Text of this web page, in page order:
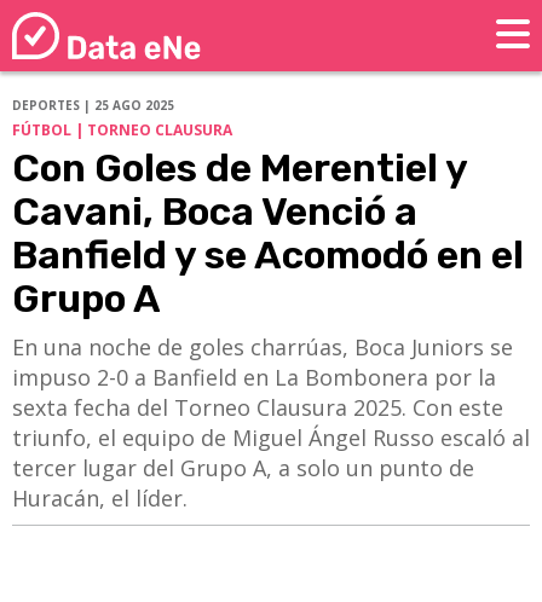
DEPORTES | 25 AGO 2025
FÚTBOL | TORNEO CLAUSURA
Con Goles de Merentiel y
Cavani, Boca Venció a
Banfield y se Acomodó en el
Grupo A
En una noche de goles charrúas, Boca Juniors se
impuso 2-0 a Banfield en La Bombonera por la
sexta fecha del Torneo Clausura 2025. Con este
triunfo, el equipo de Miguel Ángel Russo escaló al
tercer lugar del Grupo A, a solo un punto de
Huracán, el líder.